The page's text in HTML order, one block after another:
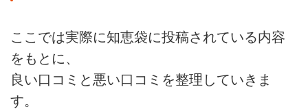
ここでは実際に知恵袋に投稿されている内容
をもとに、
良い口コミと悪い口コミを整理していきま
す。